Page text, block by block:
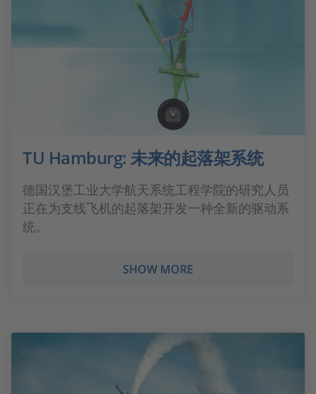
TU Hamburg: 未来的起落架系统
德国汉堡工业大学航天系统工程学院的研究人员
正在为支线飞机的起落架开发一种全新的驱动系
统。
SHOW MORE